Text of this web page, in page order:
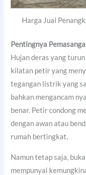
Harga Jual
Pentingnya
Hujan deras yang
kilatan petir yang
tegangan listrik yang
bahkan mengancam
benar. Petir condong
dengan awan atau
rumah bertingkat.
Namun tetap saja,
mempunyai